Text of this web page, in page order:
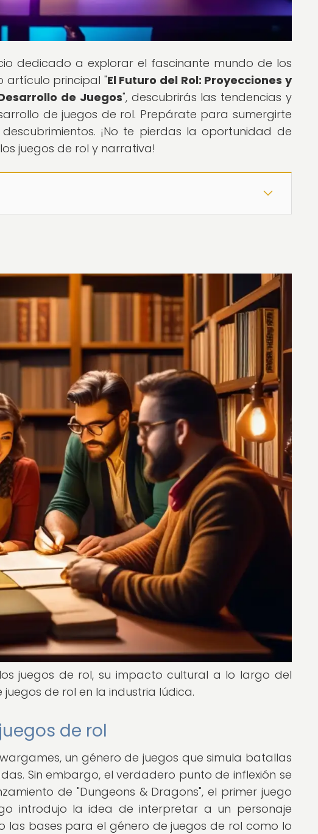
dedicado a explorar el fascinante mundo de los
artículo principal "El Futuro del Rol: Proyecciones y
de Juegos", descubrirás las tendencias y
de juegos de rol. Prepárate para sumergirte
¡No te pierdas la oportunidad de
juegos de rol y narrativa!
juegos de rol, su impacto cultural a lo largo del
de rol en la industria lúdica.
de rol
un género de juegos que simula batallas
Sin embargo, el verdadero punto de inflexión se
de "Dungeons & Dragons", el primer juego
introdujo la idea de interpretar a un personaje
las bases para el género de juegos de rol como lo